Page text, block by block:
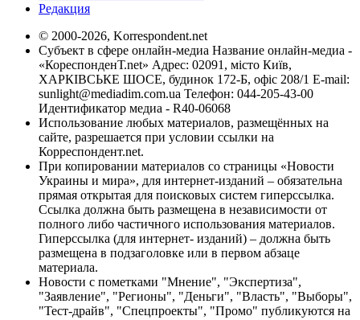
Редакция
© 2000-2026, Korrespondent.net
Субъект в сфере онлайн-медиа Название онлайн-медиа -
«КореспонденТ.net» Адрес: 02091, місто Київ,
ХАРКІВСЬКЕ ШОСЕ, будинок 172-Б, офіс 208/1 E-mail:
sunlight@mediadim.com.ua Телефон: 044-205-43-00
Идентификатор медиа - R40-06068
Использование любых материалов, размещённых на
сайте, разрешается при условии ссылки на
Корреспондент.net.
При копировании материалов со страницы «Новости
Украины и мира», для интернет-изданий – обязательна
прямая открытая для поисковых систем гиперссылка.
Ссылка должна быть размещена в независимости от
полного либо частичного использования материалов.
Гиперссылка (для интернет- изданий) – должна быть
размещена в подзаголовке или в первом абзаце
материала.
Новости с пометками "Мнение", "Экспертиза",
"Заявление", "Регионы", "Деньги", "Власть", "Выборы",
"Тест-драйв", "Спецпроекты", "Промо" публикуются на